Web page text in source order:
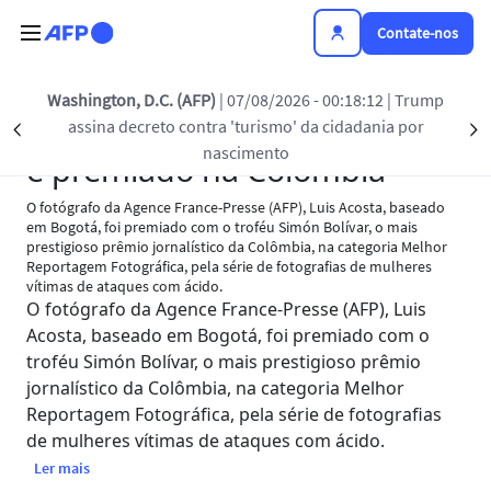
Contate-nos
Précédent
Washington, D.C. (AFP) | 07/08/2026 - 00:18:12 | Trump
assina decreto contra 'turismo' da cidadania por
nascimento
Voltar à lista
Fotógrafo da AFP Luis Acosta
é premiado na Colômbia
O fotógrafo da Agence France-Presse (AFP), Luis Acosta, baseado
em Bogotá, foi premiado com o troféu Simón Bolívar, o mais
prestigioso prêmio jornalístico da Colômbia, na categoria Melhor
Reportagem Fotográfica, pela série de fotografias de mulheres
vítimas de ataques com ácido.
O fotógrafo da Agence France-Presse (AFP), Luis
Acosta, baseado em Bogotá, foi premiado com o
troféu Simón Bolívar, o mais prestigioso prêmio
jornalístico da Colômbia, na categoria Melhor
Reportagem Fotográfica, pela série de fotografias
de mulheres vítimas de ataques com ácido.
Ler maissobre Fotógrafo da AFP Luis Acosta é premiado na Colômbia